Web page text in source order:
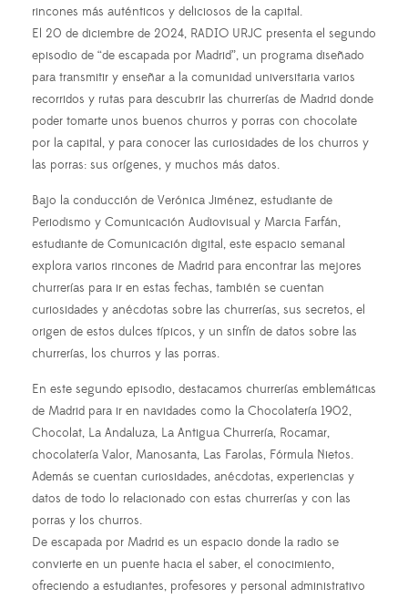
rincones más auténticos y deliciosos de la capital.
El 20 de diciembre de 2024, RADIO URJC presenta el segundo
episodio de “de escapada por Madrid”, un programa diseñado
para transmitir y enseñar a la comunidad universitaria varios
recorridos y rutas para descubrir las churrerías de Madrid donde
poder tomarte unos buenos churros y porras con chocolate
por la capital, y para conocer las curiosidades de los churros y
las porras: sus orígenes, y muchos más datos.
Bajo la conducción de Verónica Jiménez, estudiante de
Periodismo y Comunicación Audiovisual y Marcia Farfán,
estudiante de Comunicación digital, este espacio semanal
explora varios rincones de Madrid para encontrar las mejores
churrerías para ir en estas fechas, también se cuentan
curiosidades y anécdotas sobre las churrerías, sus secretos, el
origen de estos dulces típicos, y un sinfín de datos sobre las
churrerías, los churros y las porras.
En este segundo episodio, destacamos churrerías emblemáticas
de Madrid para ir en navidades como la Chocolatería 1902,
Chocolat, La Andaluza, La Antigua Churrería, Rocamar,
chocolatería Valor, Manosanta, Las Farolas, Fórmula Nietos.
Además se cuentan curiosidades, anécdotas, experiencias y
datos de todo lo relacionado con estas churrerías y con las
porras y los churros.
De escapada por Madrid es un espacio donde la radio se
convierte en un puente hacia el saber, el conocimiento,
ofreciendo a estudiantes, profesores y personal administrativo